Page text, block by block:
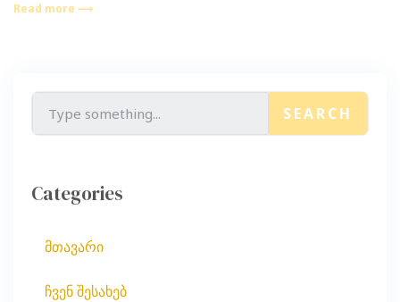
Read more ⟶
SEARCH
Categories
მთავარი
ჩვენ შესახებ